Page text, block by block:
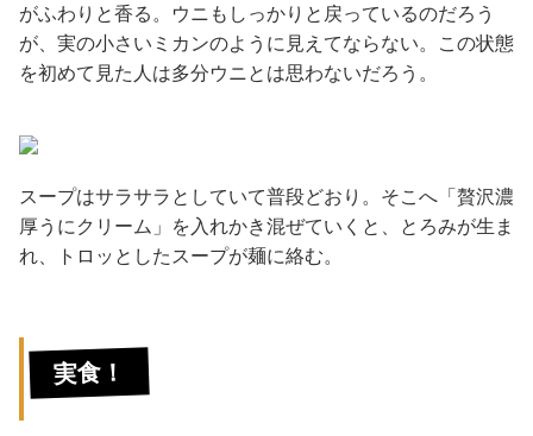
がふわりと香る。ウニもしっかりと戻っているのだろう
が、実の小さいミカンのように見えてならない。この状態
を初めて見た人は多分ウニとは思わないだろう。
スープはサラサラとしていて普段どおり。そこへ「贅沢濃
厚うにクリーム」を入れかき混ぜていくと、とろみが生ま
れ、トロッとしたスープが麺に絡む。
実食！